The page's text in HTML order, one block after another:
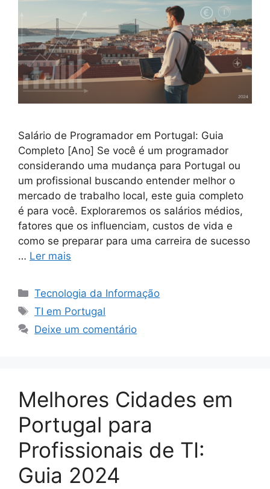
Salário de Programador em Portugal: Guia
Completo [Ano] Se você é um programador
considerando uma mudança para Portugal ou
um profissional buscando entender melhor o
mercado de trabalho local, este guia completo
é para você. Exploraremos os salários médios,
fatores que os influenciam, custos de vida e
como se preparar para uma carreira de sucesso
… Ler mais
Categorias
Tecnologia da Informação
Tags
TI em Portugal
Deixe um comentário
Melhores Cidades em
Portugal para
Profissionais de TI:
Guia 2024